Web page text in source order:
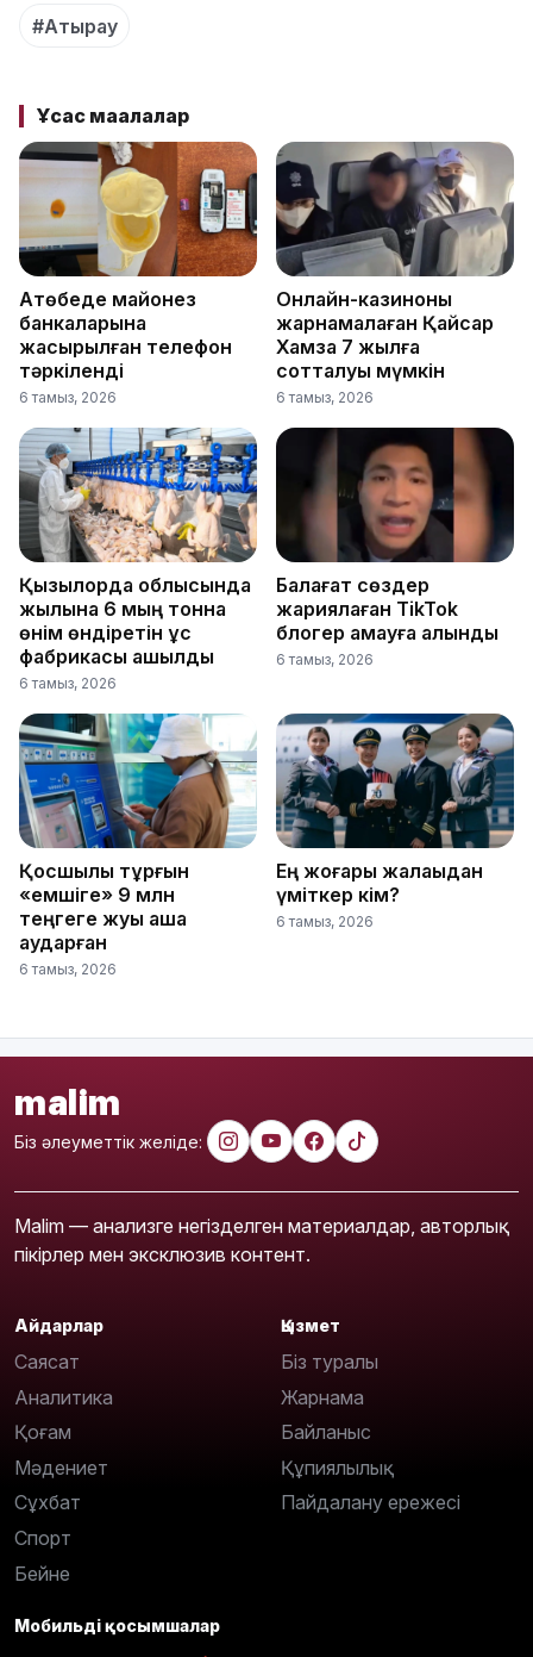
#Атырау
Ұқсас мақалалар
Ақтөбеде майонез
банкаларына
жасырылған телефон
тәркіленді
6 тамыз, 2026
Онлайн-казиноны
жарнамалаған Қайсар
Хамза 7 жылға
сотталуы мүмкін
6 тамыз, 2026
Қызылорда облысында
жылына 6 мың тонна
өнім өндіретін құс
фабрикасы ашылды
6 тамыз, 2026
Балағат сөздер
жариялаған TikTok
блогер қамауға алынды
6 тамыз, 2026
Қосшылық тұрғын
«емшіге» 9 млн
теңгеге жуық ақша
аударған
6 тамыз, 2026
Ең жоғары жалақыдан
үміткер кім?
6 тамыз, 2026
malim
Біз әлеуметтік желіде:
Malim — анализге негізделген материалдар, авторлық
пікірлер мен эксклюзив контент.
Айдарлар
Саясат
Аналитика
Қоғам
Мәдениет
Сұхбат
Спорт
Бейне
Қызмет
Біз туралы
Жарнама
Байланыс
Құпиялылық
Пайдалану ережесі
Мобильді қосымшалар